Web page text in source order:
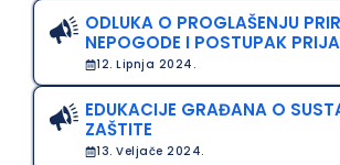
ODLUKA O PROGLAŠENJU
NEPOGODE I POSTUPAK
12. Lipnja 2024.
EDUKACIJE GRAĐANA O
ZAŠTITE
13. Veljače 2024.